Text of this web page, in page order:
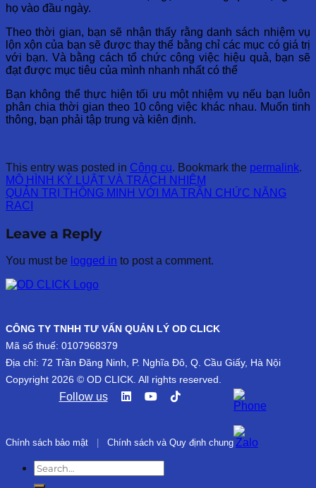
họ vào đầu ngày.
Theo thời gian, bạn sẽ nhận thấy rằng danh sách nhiệm vụ
lộn xộn của bạn sẽ được thay thế bằng chỉ các mục có giá trị
với bạn. Và bằng cách tổ chức công việc hiệu quả, bạn sẽ
đạt được mục tiêu của mình nhanh nhất có thể
Bạn không thể thực hiện tối ưu một nhiệm vụ nếu bạn luôn
phân chia thời gian theo 10 công việc khác nhau. Muốn tinh
thông, bạn phải tập trung và kiên định.
This entry was posted in Công cụ. Bookmark the permalink.
MÔ HÌNH KỶ LUẬT VÀ TRÁCH NHIỆM
QUẢN TRỊ THÔNG MINH VỚI MA TRẬN CHỨC NĂNG
RACI
Leave a Reply
You must be logged in to post a comment.
CÔNG TY TNHH TƯ VẤN QUẢN LÝ OD CLICK
Mã số thuế: 0107968379
Địa chỉ: 72 Trần Đăng Ninh, P. Nghĩa Đô, Q. Cầu Giấy, Hà Nội
Copyright 2026 © OD CLICK. All rights reserved.
Follow us
Chính sách bảo mật Chính sách và Quy định chung